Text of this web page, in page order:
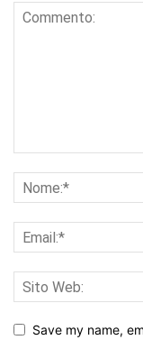
Save my name,